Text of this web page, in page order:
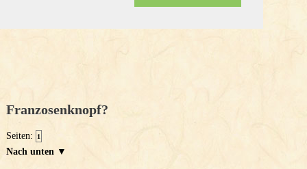
Franzosenknopf?
Seiten: 1
Nach unten ▼